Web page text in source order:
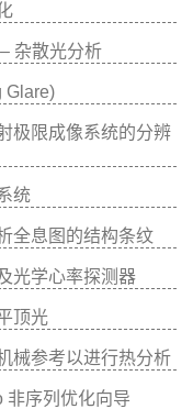
杂散光分析
Glare)
极限成像系统的分辨
统
全息图的结构条纹
光学心率探测器
顶光
械参考以进行热分析
非序列优化向导